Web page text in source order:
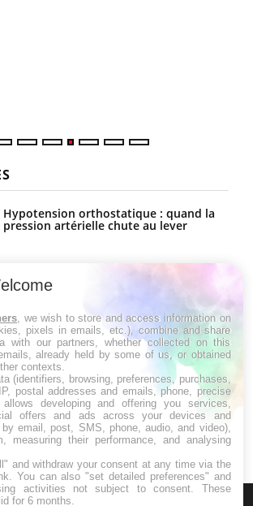
Hypotension orthostatique : quand la
pression artérielle chute au lever
Drépanocytose : une déformation des
Maladie de Charcot (Sclérose latérale
amyotrophique)
, we wish to store and access information on
pixels in emails, etc.), combine and share
with our partners, whether collected on this
already held by some of us, or obtained
contexts.
(identifiers, browsing, preferences, purchases,
postal addresses and emails, phone, precise
developing and offering you services,
offers and ads across your devices and
email, post, SMS, phone, audio, and video),
measuring their performance, and analysing
and withdraw your consent at any time via the
. You can also "set detailed preferences" and
activities not subject to consent. These
for 6 months.